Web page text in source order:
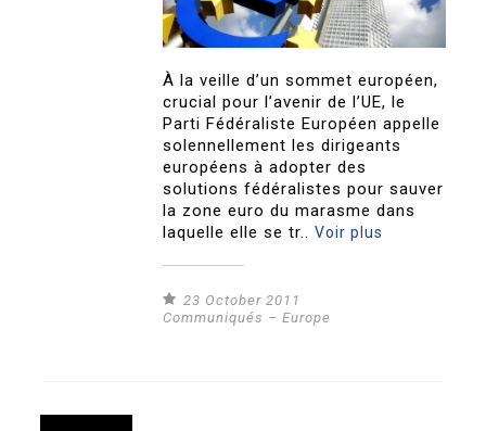
À la veille d’un sommet européen,
crucial pour l’avenir de l’UE, le
Parti Fédéraliste Européen appelle
solennellement les dirigeants
européens à adopter des
solutions fédéralistes pour sauver
la zone euro du marasme dans
laquelle elle se tr..Voir plus
23 October 2011
Communiqués – Europe